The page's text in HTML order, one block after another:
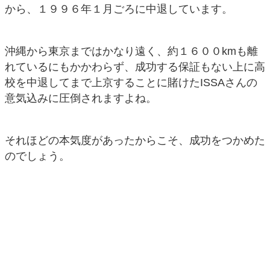
から、１９９６年１月ごろに中退しています。
沖縄から東京まではかなり遠く、約１６００kmも離
れているにもかかわらず、成功する保証もない上に高
校を中退してまで上京することに賭けたISSAさんの
意気込みに圧倒されますよね。
それほどの本気度があったからこそ、成功をつかめた
のでしょう。